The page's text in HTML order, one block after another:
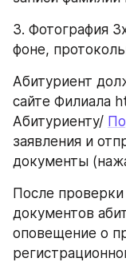
3. Фотография
фоне,
Абитуриент
сайте Филиала
Абитуриенту/
заявления и
документы
После
документов
оповещение о